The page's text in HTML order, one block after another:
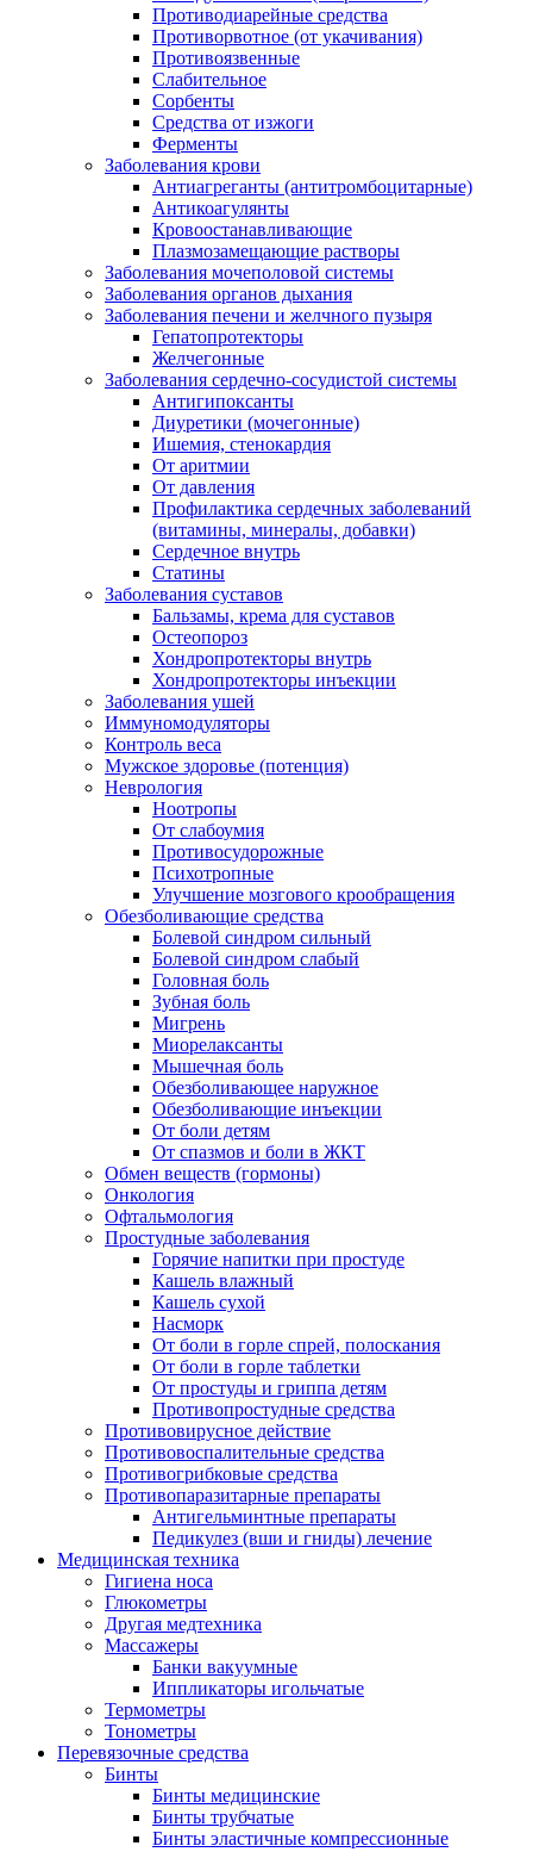
Противодиарейные средства
Противорвотное (от укачивания)
Противоязвенные
Слабительное
Сорбенты
Средства от изжоги
Ферменты
Заболевания крови
Антиагреганты (антитромбоцитарные)
Антикоагулянты
Кровоостанавливающие
Плазмозамещающие растворы
Заболевания мочеполовой системы
Заболевания органов дыхания
Заболевания печени и желчного пузыря
Гепатопротекторы
Желчегонные
Заболевания сердечно-сосудистой системы
Антигипоксанты
Диуретики (мочегонные)
Ишемия, стенокардия
От аритмии
От давления
Профилактика сердечных заболеваний
(витамины, минералы, добавки)
Сердечное внутрь
Статины
Заболевания суставов
Бальзамы, крема для суставов
Остеопороз
Хондропротекторы внутрь
Хондропротекторы инъекции
Заболевания ушей
Иммуномодуляторы
Контроль веса
Мужское здоровье (потенция)
Неврология
Ноотропы
От слабоумия
Противосудорожные
Психотропные
Улучшение мозгового крообращения
Обезболивающие средства
Болевой синдром сильный
Болевой синдром слабый
Головная боль
Зубная боль
Мигрень
Миорелаксанты
Мышечная боль
Обезболивающее наружное
Обезболивающие инъекции
От боли детям
От спазмов и боли в ЖКТ
Обмен веществ (гормоны)
Онкология
Офтальмология
Простудные заболевания
Горячие напитки при простуде
Кашель влажный
Кашель сухой
Насморк
От боли в горле спрей, полоскания
От боли в горле таблетки
От простуды и гриппа детям
Противопростудные средства
Противовирусное действие
Противовоспалительные средства
Противогрибковые средства
Противопаразитарные препараты
Антигельминтные препараты
Педикулез (вши и гниды) лечение
Медицинская техника
Гигиена носа
Глюкометры
Другая медтехника
Массажеры
Банки вакуумные
Иппликаторы игольчатые
Термометры
Тонометры
Перевязочные средства
Бинты
Бинты медицинские
Бинты трубчатые
Бинты эластичные компрессионные